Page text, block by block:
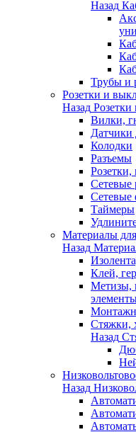
Назад
Трубы и
Розетки и
Назад Розетки
Вилки,
Датчики
Колодки
Разъемы
Розетки,
Сетевые
Сетевые
Таймеры
Материалы
Назад
Клей,
Метизы,
Стяжки,
Назад
Назад